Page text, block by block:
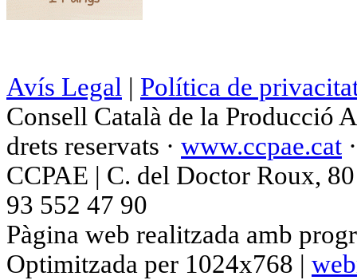
Avís Legal | Política de
Consell Català de la Producció
drets reservats · www.ccpae.cat
CCPAE | C. del Doctor Roux,
93 552 47 90
Pàgina web realitzada amb
Optimitzada per 1024x768 |